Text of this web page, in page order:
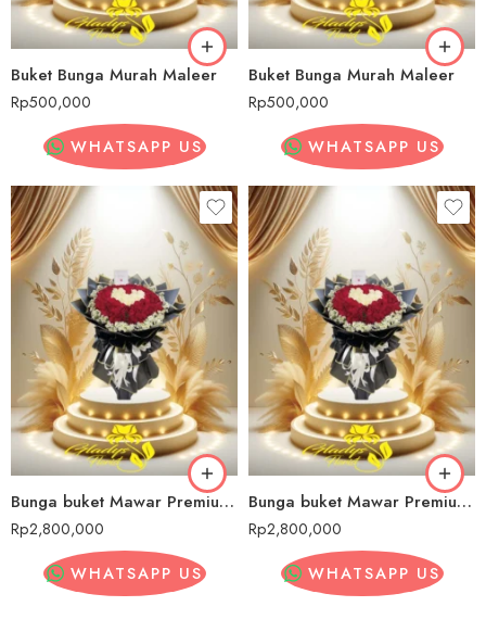
Buket Bunga Murah Maleer
Rp500,000
WHATSAPP US
Buket Bunga Murah Maleer
Rp500,000
WHATSAPP US
Bunga buket Mawar Premium Maleer
Rp2,800,000
WHATSAPP US
Bunga buket Mawar Premium Maleer
Rp2,800,000
WHATSAPP US